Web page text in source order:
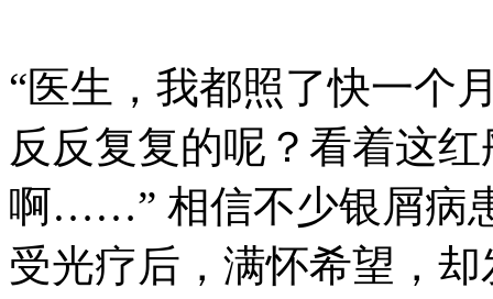
“医生，我都照了快一个
反反复复的呢？看着这
啊……” 相信不少银屑病
受光疗后，满怀希望，